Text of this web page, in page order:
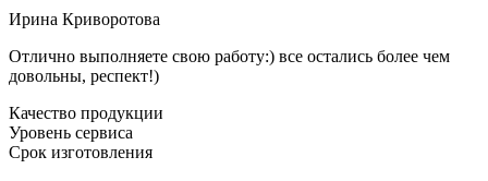
Ирина Криворотова
Отлично выполняете свою работу:) все остались более чем
довольны, респект!)
Качество продукции
Уровень сервиса
Срок изготовления